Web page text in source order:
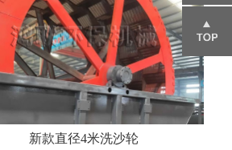
新款直径4米洗沙轮
85666
返回顶